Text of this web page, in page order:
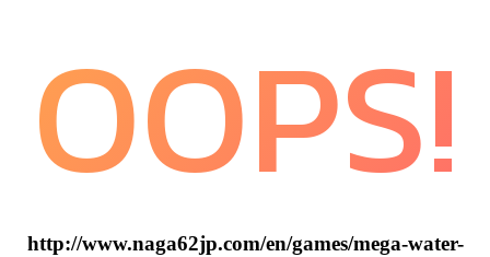
OOPS!
http://www.naga62jp.com/en/games/mega-water-